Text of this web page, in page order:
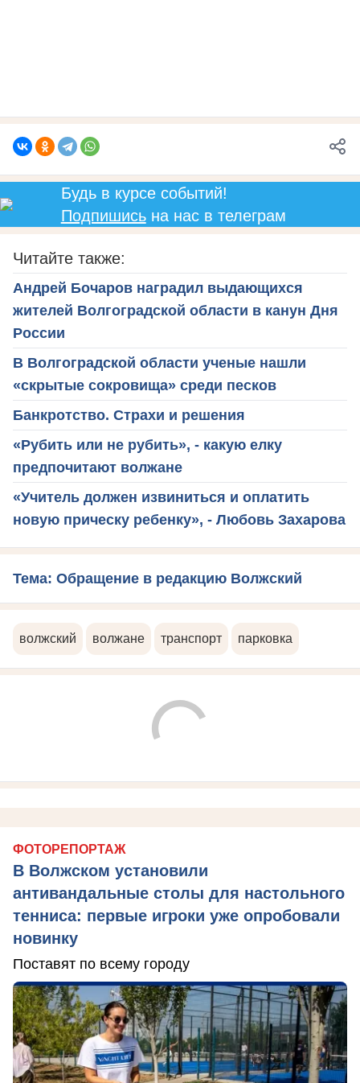
Будь в курсе событий!
Подпишисьна нас в телеграм
Читайте также:
Андрей Бочаров наградил выдающихся
жителей Волгоградской области в канун Дня
России
В Волгоградской области ученые нашли
«скрытые сокровища» среди песков
Банкротство. Страхи и решения
«Рубить или не рубить», - какую елку
предпочитают волжане
«Учитель должен извиниться и оплатить
новую прическу ребенку», - Любовь Захарова
Тема: Обращение в редакцию Волжский
волжский волжане транспорт парковка
ФОТОРЕПОРТАЖ
В Волжском установили
антивандальные столы для настольного
тенниса: первые игроки уже опробовали
новинку
Поставят по всему городу